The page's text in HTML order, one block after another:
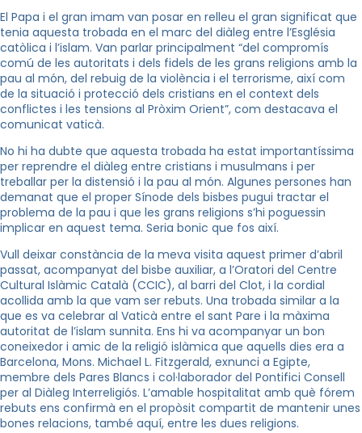
El Papa i el gran imam van posar en relleu el gran significat que
tenia aquesta trobada en el marc del diàleg entre l’Església
catòlica i l’islam. Van parlar principalment “del compromís
comú de les autoritats i dels fidels de les grans religions amb la
pau al món, del rebuig de la violència i el terrorisme, així com
de la situació i protecció dels cristians en el context dels
conflictes i les tensions al Pròxim Orient”, com destacava el
comunicat vaticà.
No hi ha dubte que aquesta trobada ha estat importantíssima
per reprendre el diàleg entre cristians i musulmans i per
treballar per la distensió i la pau al món. Algunes persones han
demanat que el proper Sínode dels bisbes pugui tractar el
problema de la pau i que les grans religions s’hi poguessin
implicar en aquest tema. Seria bonic que fos així.
Vull deixar constància de la meva visita aquest primer d’abril
passat, acompanyat del bisbe auxiliar, a l’Oratori del Centre
Cultural Islàmic Català (CCIC), al barri del Clot, i la cordial
acollida amb la que vam ser rebuts. Una trobada similar a la
que es va celebrar al Vaticà entre el sant Pare i la màxima
autoritat de l’islam sunnita. Ens hi va acompanyar un bon
coneixedor i amic de la religió islàmica que aquells dies era a
Barcelona, Mons. Michael L. Fitzgerald, exnunci a Egipte,
membre dels Pares Blancs i col·laborador del Pontifici Consell
per al Diàleg Interreligiós. L’amable hospitalitat amb què fórem
rebuts ens confirmà en el propòsit compartit de mantenir unes
bones relacions, també aquí, entre les dues religions.